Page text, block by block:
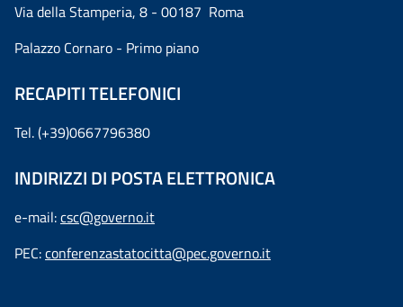
Via della Stamperia, 8 - 00187 Roma
Palazzo Cornaro - Primo piano
RECAPITI TELEFONICI
Tel. (+39)0667796380
INDIRIZZI DI POSTA ELETTRONICA
e-mail:csc@governo.it
PEC:conferenzastatocitta@pec.governo.it